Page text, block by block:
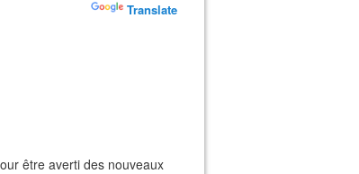
Translate
être averti des nouveaux